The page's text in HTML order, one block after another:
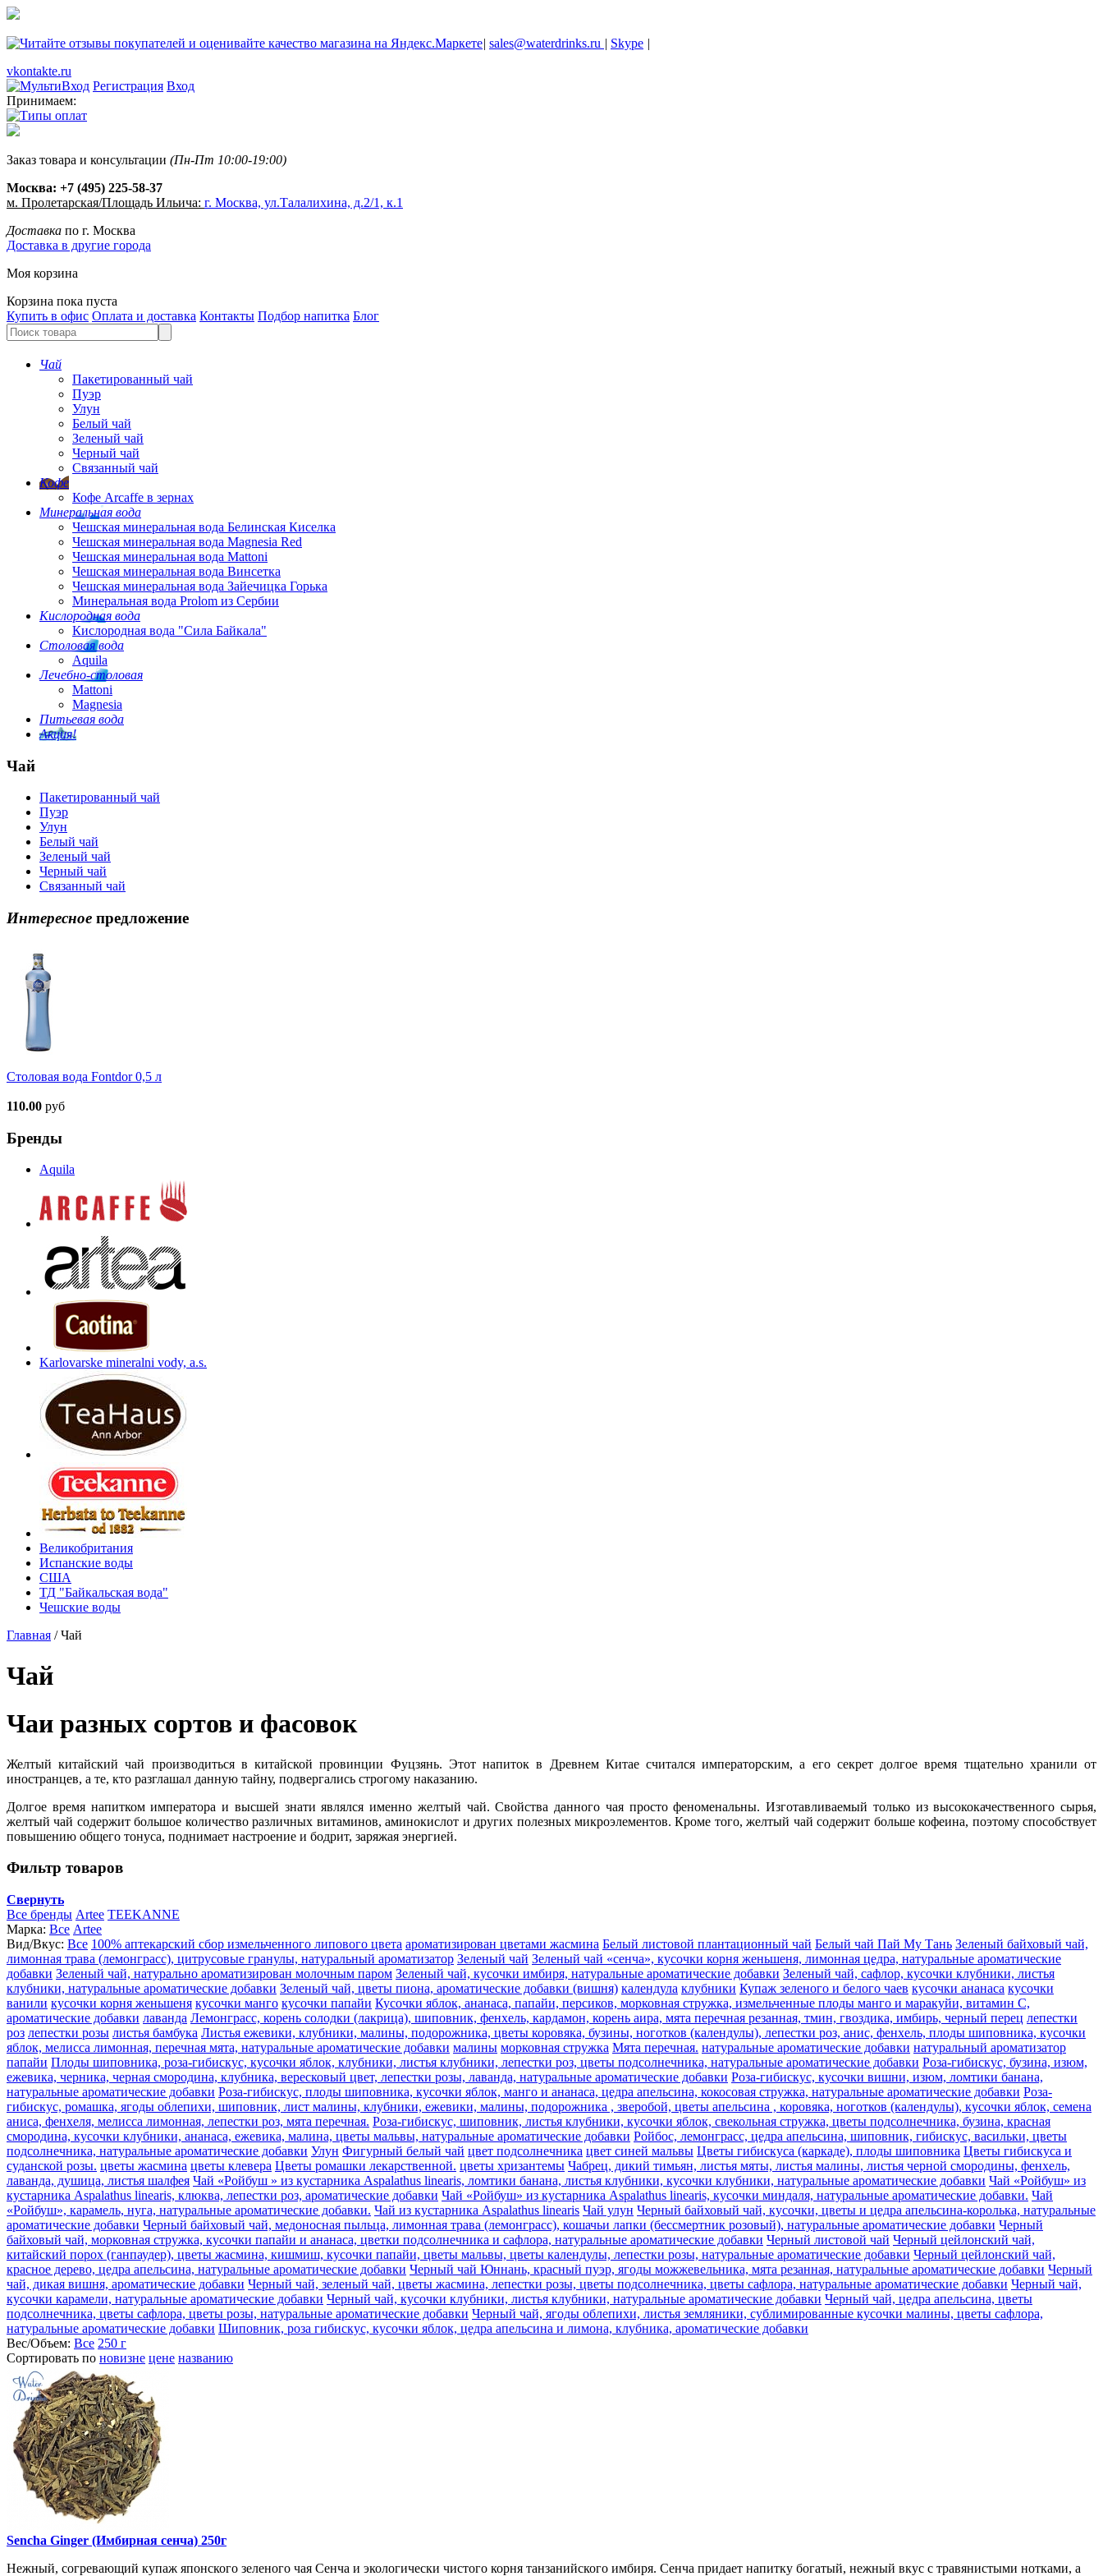
| sales@waterdrinks.ru | Skype |
vkontakte.ru
Регистрация Вход
Принимаем:
Заказ товара и консультации (Пн-Пт 10:00-19:00)
Москва: +7 (495) 225-58-37
м. Пролетарская/Площадь Ильича: г. Москва, ул.Талалихина, д.2/1, к.1
Доставка по г. Москва
Доставка в другие города
Моя корзина
Корзина пока пуста
Купить в офис Оплата и доставка Контакты Подбор напитка Блог
Чай
Пакетированный чай
Пуэр
Улун
Белый чай
Зеленый чай
Черный чай
Связанный чай
Кофе
Кофе Arcaffe в зернах
Минеральная вода
Чешская минеральная вода Белинская Киселка
Чешская минеральная вода Magnesia Red
Чешская минеральная вода Mattoni
Чешская минеральная вода Винсетка
Чешская минеральная вода Зайечицка Горька
Минеральная вода Prolom из Сербии
Кислородная вода
Кислородная вода "Сила Байкала"
Столовая вода
Aquila
Лечебно-столовая
Mattoni
Magnesia
Питьевая вода
Акция!
Чай
Пакетированный чай
Пуэр
Улун
Белый чай
Зеленый чай
Черный чай
Связанный чай
Интересное предложение
Столовая вода Fontdor 0,5 л
110.00 руб
Бренды
Aquila
Karlovarske mineralni vody, a.s.
Великобритания
Испанские воды
США
ТД "Байкальская вода"
Чешские воды
Главная /Чай
Чай
Чаи разных сортов и фасовок
Желтый китайский чай производиться в китайской провинции Фуцзянь. Этот напиток в Древнем Китае считался императорским, а его секрет долгое время тщательно хранили от
иностранцев, а те, кто разглашал данную тайну, подвергались строгому наказанию.
Долгое время напитком императора и высшей знати являлся именно желтый чай. Свойства данного чая просто феноменальны. Изготавливаемый только из высококачественного сырья,
желтый чай содержит большое количество различных витаминов, аминокислот и других полезных микроэлементов. Кроме того, желтый чай содержит больше кофеина, поэтому способствует
повышению общего тонуса, поднимает настроение и бодрит, заряжая энергией.
Фильтр товаров
Свернуть
Все бренды Artee TEEKANNE
Марка: Все Artee
Вид/Вкус: Все 100% аптекарский сбор измельченного липового цвета ароматизирован цветами жасмина Белый листовой плантационный чай Белый чай Пай Му Тань Зеленый байховый чай,
лимонная трава (лемонграсс), цитрусовые гранулы, натуральный ароматизатор Зеленый чай Зеленый чай «сенча», кусочки корня женьшеня, лимонная цедра, натуральные ароматические
добавки Зеленый чай, натурально ароматизирован молочным паром Зеленый чай, кусочки имбиря, натуральные ароматические добавки Зеленый чай, сафлор, кусочки клубники, листья
клубники, натуральные ароматические добавки Зеленый чай, цветы пиона, ароматические добавки (вишня) календула клубники Купаж зеленого и белого чаев кусочки ананаса кусочки
ванили кусочки корня женьшеня кусочки манго кусочки папайи Кусочки яблок, ананаса, папайи, персиков, морковная стружка, измельченные плоды манго и маракуйи, витамин С,
ароматические добавки лаванда Лемонграсс, корень солодки (лакрица), шиповник, фенхель, кардамон, корень аира, мята перечная резанная, тмин, гвоздика, имбирь, черный перец лепестки
роз лепестки розы листья бамбука Листья ежевики, клубники, малины, подорожника, цветы коровяка, бузины, ноготков (календулы), лепестки роз, анис, фенхель, плоды шиповника, кусочки
яблок, мелисса лимонная, перечная мята, натуральные ароматические добавки малины морковная стружка Мята перечная. натуральные ароматические добавки натуральный ароматизатор
папайи Плоды шиповника, роза-гибискус, кусочки яблок, клубники, листья клубники, лепестки роз, цветы подсолнечника, натуральные ароматические добавки Роза-гибискус, бузина, изюм,
ежевика, черника, черная смородина, клубника, вересковый цвет, лепестки розы, лаванда, натуральные ароматические добавки Роза-гибискус, кусочки вишни, изюм, ломтики банана,
натуральные ароматические добавки Роза-гибискус, плоды шиповника, кусочки яблок, манго и ананаса, цедра апельсина, кокосовая стружка, натуральные ароматические добавки Роза-
гибискус, ромашка, ягоды облепихи, шиповник, лист малины, клубники, ежевики, малины, подорожника , зверобой, цветы апельсина , коровяка, ноготков (календулы), кусочки яблок, семена
аниса, фенхеля, мелисса лимонная, лепестки роз, мята перечная. Роза-гибискус, шиповник, листья клубники, кусочки яблок, свекольная стружка, цветы подсолнечника, бузина, красная
смородина, кусочки клубники, ананаса, ежевика, малина, цветы мальвы, натуральные ароматические добавки Ройбос, лемонграсc, цедра апельсина, шиповник, гибискус, васильки, цветы
подсолнечника, натуральные ароматические добавки Улун Фигурный белый чай цвет подсолнечника цвет синей мальвы Цветы гибискуса (каркаде), плоды шиповника Цветы гибискуса и
суданской розы. цветы жасмина цветы клевера Цветы ромашки лекарственной. цветы хризантемы Чабрец, дикий тимьян, листья мяты, листья малины, листья черной смородины, фенхель,
лаванда, душица, листья шалфея Чай «Ройбуш » из кустарника Aspalathus linearis, ломтики банана, листья клубники, кусочки клубники, натуральные ароматические добавки Чай «Ройбуш» из
кустарника Aspalathus linearis, клюква, лепестки роз, ароматические добавки Чай «Ройбуш» из кустарника Aspalathus linearis, кусочки миндаля, натуральные ароматические добавки. Чай
«Ройбуш», карамель, нуга, натуральные ароматические добавки. Чай из кустарника Aspalathus linearis Чай улун Черный байховый чай, кусочки, цветы и цедра апельсина-королька, натуральные
ароматические добавки Черный байховый чай, медоносная пыльца, лимонная трава (лемонграсс), кошачьи лапки (бессмертник розовый), натуральные ароматические добавки Черный
байховый чай, морковная стружка, кусочки папайи и ананаса, цветки подсолнечника и сафлора, натуральные ароматические добавки Черный листовой чай Черный цейлонский чай,
китайский порох (ганпаудер), цветы жасмина, кишмиш, кусочки папайи, цветы мальвы, цветы календулы, лепестки розы, натуральные ароматические добавки Черный цейлонский чай,
красное дерево, цедра апельсина, натуральные ароматические добавки Черный чай Юннань, красный пуэр, ягоды можжевельника, мята резанная, натуральные ароматические добавки Черный
чай, дикая вишня, ароматические добавки Черный чай, зеленый чай, цветы жасмина, лепестки розы, цветы подсолнечника, цветы сафлора, натуральные ароматические добавки Черный чай,
кусочки карамели, натуральные ароматические добавки Черный чай, кусочки клубники, листья клубники, натуральные ароматические добавки Черный чай, цедра апельсина, цветы
подсолнечника, цветы сафлора, цветы розы, натуральные ароматические добавки Черный чай, ягоды облепихи, листья земляники, сублимированные кусочки малины, цветы сафлора,
натуральные ароматические добавки Шиповник, роза гибискус, кусочки яблок, цедра апельсина и лимона, клубника, ароматические добавки
Вес/Объем: Все 250 г
Сортировать по новизне цене названию
Sencha Ginger (Имбирная сенча) 250г
Нежный, согревающий купаж японского зеленого чая Сенча и экологически чистого корня танзанийского имбиря. Сенча придает напитку богатый, нежный вкус с травянистыми нотками, а